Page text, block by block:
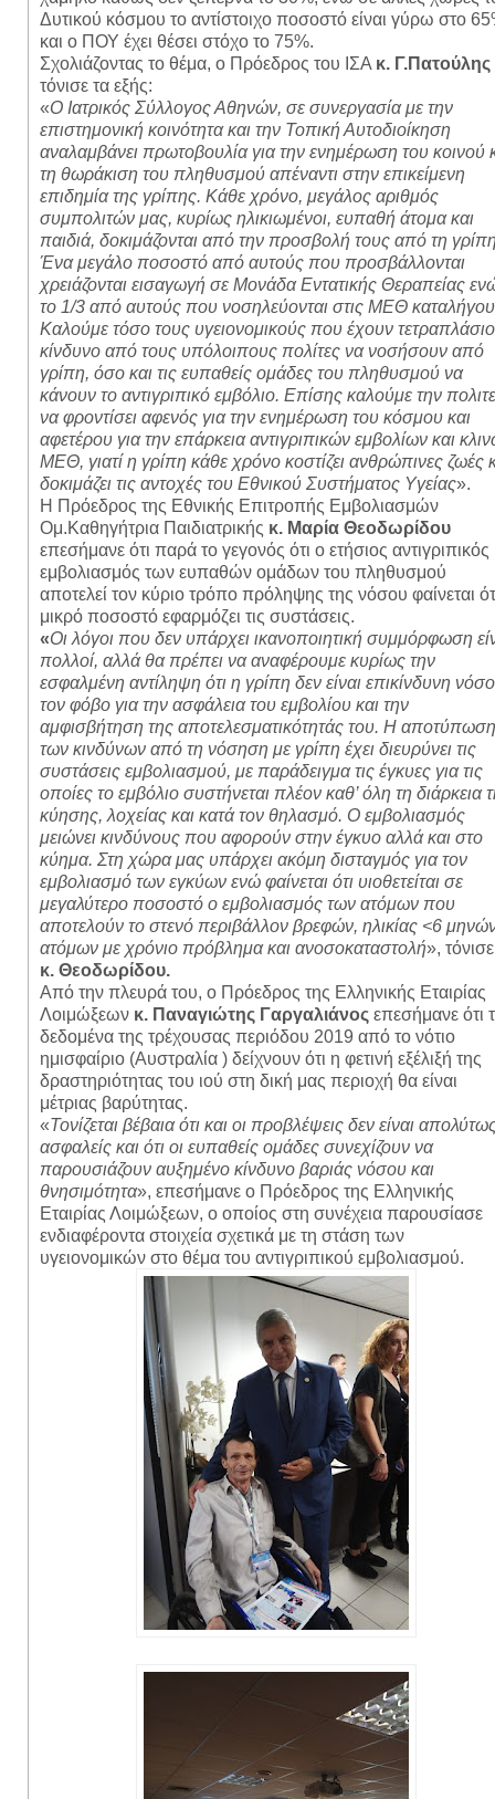
Δυτικού κόσμου το αντίστοιχο ποσοστό είναι γύρω στο
και ο ΠΟΥ έχει θέσει στόχο το 75%.
Σχολιάζοντας το θέμα, ο Πρόεδρος του ΙΣΑ κ. Γ.Πατούλης
τόνισε τα εξής:
«Ο Ιατρικός Σύλλογος Αθηνών, σε συνεργασία με την
επιστημονική κοινότητα και την Τοπική Αυτοδιοίκηση
αναλαμβάνει πρωτοβουλία για την ενημέρωση του κοινού
τη θωράκιση του πληθυσμού απέναντι στην επικείμενη
επιδημία της γρίπης. Κάθε χρόνο, μεγάλος αριθμός
συμπολιτών μας, κυρίως ηλικιωμένοι, ευπαθή άτομα και
παιδιά, δοκιμάζονται από την προσβολή τους από τη
Ένα μεγάλο ποσοστό από αυτούς που προσβάλλονται
χρειάζονται εισαγωγή σε Μονάδα Εντατικής Θεραπείας
το 1/3 από αυτούς που νοσηλεύονται στις ΜΕΘ
Καλούμε τόσο τους υγειονομικούς που έχουν τετραπλάσιο
κίνδυνο από τους υπόλοιπους πολίτες να νοσήσουν από
γρίπη, όσο και τις ευπαθείς ομάδες του πληθυσμού να
κάνουν το αντιγριπικό εμβόλιο. Επίσης καλούμε την
να φροντίσει αφενός για την ενημέρωση του κόσμου και
αφετέρου για την επάρκεια αντιγριπικών εμβολίων και
ΜΕΘ, γιατί η γρίπη κάθε χρόνο κοστίζει ανθρώπινες ζωές
δοκιμάζει τις αντοχές του Εθνικού Συστήματος Υγείας».
Η Πρόεδρος της Εθνικής Επιτροπής Εμβολιασμών
Ομ.Καθηγήτρια Παιδιατρικής κ. Μαρία Θεοδωρίδου
επεσήμανε ότι παρά το γεγονός ότι ο ετήσιος αντιγριπικός
εμβολιασμός των ευπαθών ομάδων του πληθυσμού
αποτελεί τον κύριο τρόπο πρόληψης της νόσου φαίνεται
μικρό ποσοστό εφαρμόζει τις συστάσεις.
«Οι λόγοι που δεν υπάρχει ικανοποιητική συμμόρφωση
πολλοί, αλλά θα πρέπει να αναφέρουμε κυρίως την
εσφαλμένη αντίληψη ότι η γρίπη δεν είναι επικίνδυνη
τον φόβο για την ασφάλεια του εμβολίου και την
αμφισβήτηση της αποτελεσματικότητάς του. Η αποτύπωση
των κινδύνων από τη νόσηση με γρίπη έχει διευρύνει τις
συστάσεις εμβολιασμού, με παράδειγμα τις έγκυες για τις
οποίες το εμβόλιο συστήνεται πλέον καθ’ όλη τη διάρκεια
κύησης, λοχείας και κατά τον θηλασμό. Ο εμβολιασμός
μειώνει κινδύνους που αφορούν στην έγκυο αλλά και στο
κύημα. Στη χώρα μας υπάρχει ακόμη δισταγμός για τον
εμβολιασμό των εγκύων ενώ φαίνεται ότι υιοθετείται σε
μεγαλύτερο ποσοστό ο εμβολιασμός των ατόμων που
αποτελούν το στενό περιβάλλον βρεφών, ηλικίας <6
ατόμων με χρόνιο πρόβλημα και ανοσοκαταστολή»,
κ. Θεοδωρίδου.
Από την πλευρά του, ο Πρόεδρος της Ελληνικής Εταιρίας
Λοιμώξεων κ. Παναγιώτης Γαργαλιάνος επεσήμανε ότι
δεδομένα της τρέχουσας περιόδου 2019 από το νότιο
ημισφαίριο (Αυστραλία ) δείχνουν ότι η φετινή εξέλιξή της
δραστηριότητας του ιού στη δική μας περιοχή θα είναι
μέτριας βαρύτητας.
«Τονίζεται βέβαια ότι και οι προβλέψεις δεν είναι
ασφαλείς και ότι οι ευπαθείς ομάδες συνεχίζουν να
παρουσιάζουν αυξημένο κίνδυνο βαριάς νόσου και
θνησιμότητα», επεσήμανε ο Πρόεδρος της Ελληνικής
Εταιρίας Λοιμώξεων, ο οποίος στη συνέχεια παρουσίασε
ενδιαφέροντα στοιχεία σχετικά με τη στάση των
υγειονομικών στο θέμα του αντιγριπικού εμβολιασμού.